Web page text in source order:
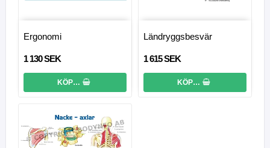
Ergonomi
1 130 SEK
KÖP…
Ländryggsbesvär
1 615 SEK
KÖP…